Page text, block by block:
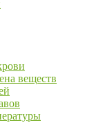
веществ